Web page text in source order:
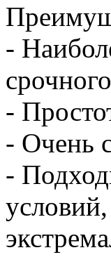
-
-
- Очень
-